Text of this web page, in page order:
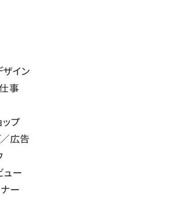
イン
事
ップ
広告
ュー
ー